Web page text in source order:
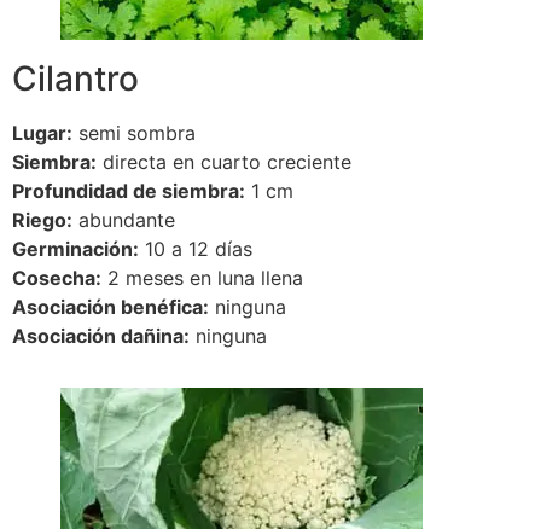
Cilantro
Lugar: semi sombra
Siembra: directa en cuarto creciente
Profundidad de siembra: 1 cm
Riego: abundante
Germinación: 10 a 12 días
Cosecha: 2 meses en luna llena
Asociación benéfica: ninguna
Asociación dañina: ninguna